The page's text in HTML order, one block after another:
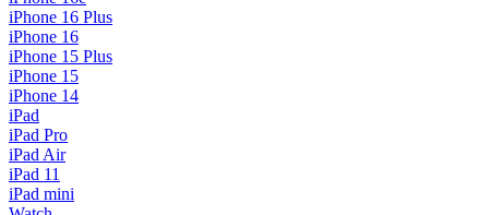
iPhone 16 Plus
iPhone 16
iPhone 15 Plus
iPhone 15
iPhone 14
iPad
iPad Pro
iPad Air
iPad 11
iPad mini